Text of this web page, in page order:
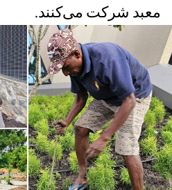
معبد شرکت می‌کنند.